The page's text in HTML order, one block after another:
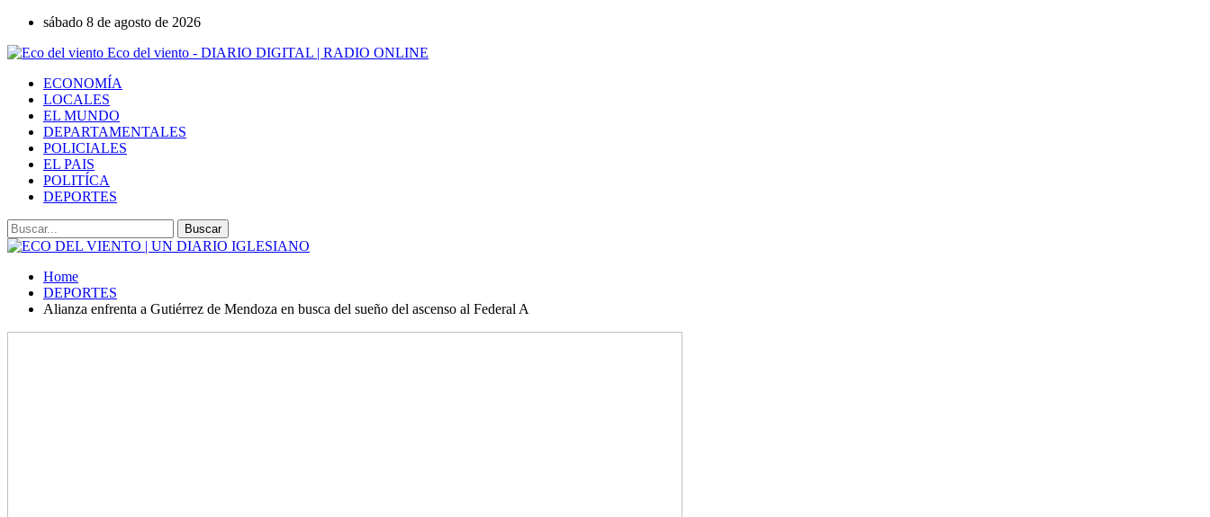
sábado 8 de agosto de 2026
Eco del viento - DIARIO DIGITAL | RADIO ONLINE
ECONOMÍA
LOCALES
EL MUNDO
DEPARTAMENTALES
POLICIALES
EL PAIS
POLITÍCA
DEPORTES
Home
DEPORTES
Alianza enfrenta a Gutiérrez de Mendoza en busca del sueño del ascenso al Federal A